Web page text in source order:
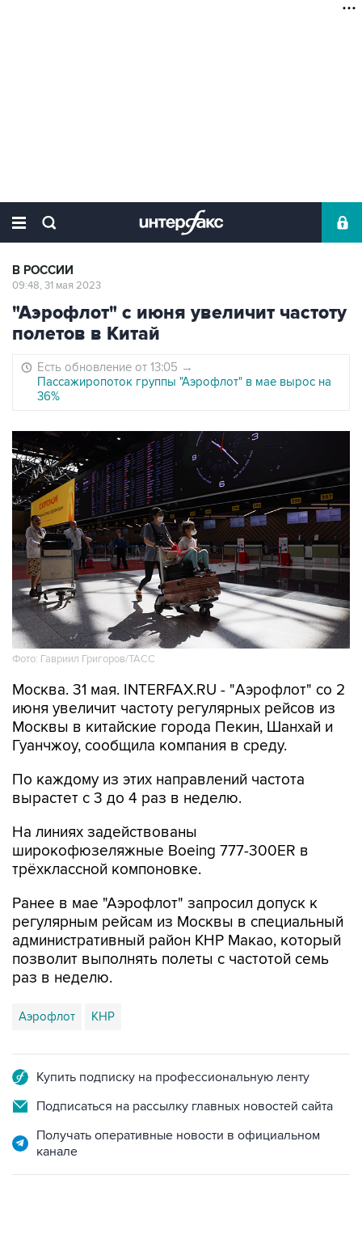
В РОССИИ
09:48, 31 мая 2023
"Аэрофлот" с июня увеличит частоту
полетов в Китай
Есть обновление от 13:05 →
Пассажиропоток группы "Аэрофлот" в мае вырос на
36%
Фото: Гавриил Григоров/ТАСС
Москва. 31 мая. INTERFAX.RU - "Аэрофлот" со 2
июня увеличит частоту регулярных рейсов из
Москвы в китайские города Пекин, Шанхай и
Гуанчжоу, сообщила компания в среду.
По каждому из этих направлений частота
вырастет с 3 до 4 раз в неделю.
На линиях задействованы
широкофюзеляжные Boeing 777-300ER в
трёхклассной компоновке.
Ранее в мае "Аэрофлот" запросил допуск к
регулярным рейсам из Москвы в специальный
административный район КНР Макао, который
позволит выполнять полеты с частотой семь
раз в неделю.
Аэрофлот КНР
Купить подписку на профессиональную ленту
Подписаться на рассылку главных новостей сайта
Получать оперативные новости в официальном
канале